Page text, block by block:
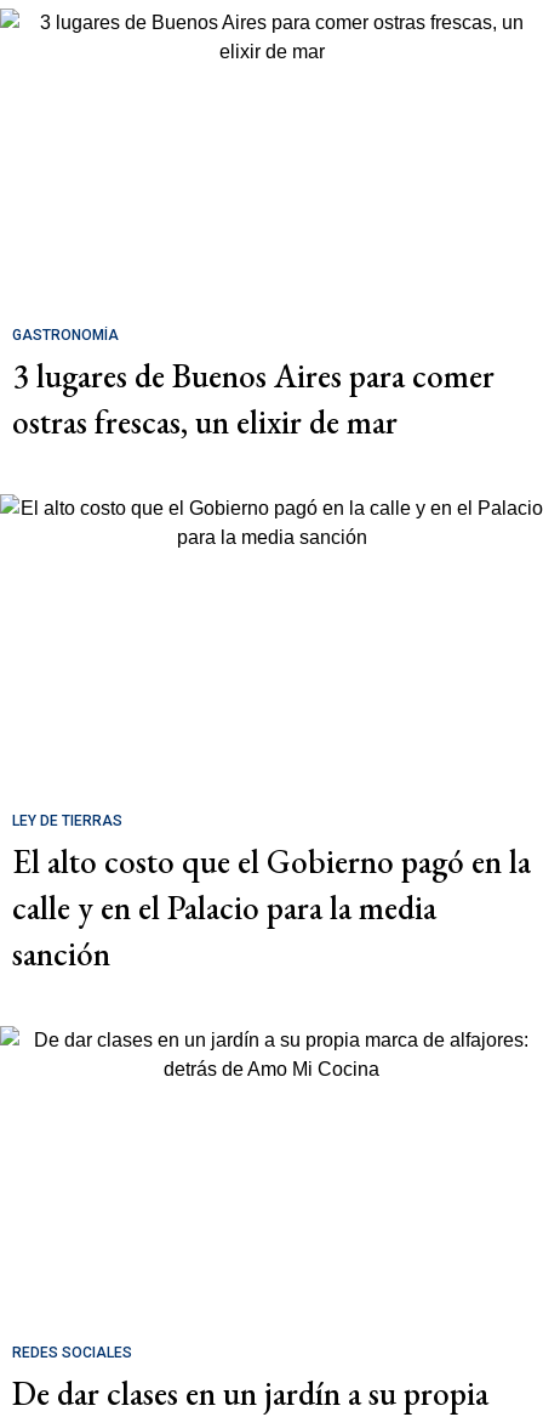
GASTRONOMÍA
3 lugares de Buenos Aires para comer
ostras frescas, un elixir de mar
LEY DE TIERRAS
El alto costo que el Gobierno pagó en la
calle y en el Palacio para la media
sanción
REDES SOCIALES
De dar clases en un jardín a su propia